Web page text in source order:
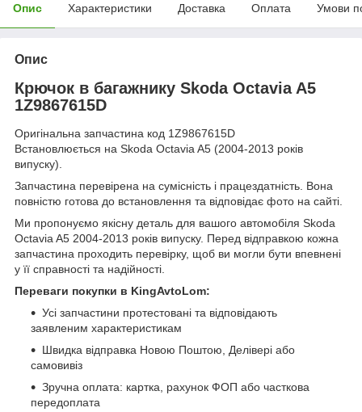
Опис Характеристики Доставка Оплата Умови
Опис
Крючок в багажнику Skoda Octavia A5
1Z9867615D
Оригінальна запчастина код 1Z9867615D
Встановлюється на Skoda Octavia A5 (2004-2013 років
випуску).
Запчастина перевірена на сумісність і працездатність. Вона
повністю готова до встановлення та відповідає фото на сайті.
Ми пропонуємо якісну деталь для вашого автомобіля Skoda
Octavia A5 2004-2013 років випуску. Перед відправкою кожна
запчастина проходить перевірку, щоб ви могли бути впевнені
у її справності та надійності.
Переваги покупки в KingAvtoLom:
Усі запчастини протестовані та відповідають
заявленим характеристикам
Швидка відправка Новою Поштою, Делівері або
самовивіз
Зручна оплата: картка, рахунок ФОП або часткова
передоплата